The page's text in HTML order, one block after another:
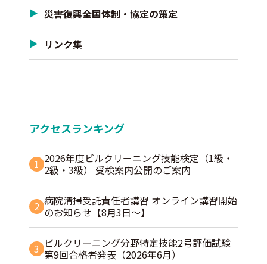
災害復興全国体制・協定の策定
リンク集
アクセスランキング
1 2026年度ビルクリーニング技能検定（1級・
2級・3級） 受検案内公開のご案内
2 病院清掃受託責任者講習 オンライン講習開始
のお知らせ【8月3日～】
3 ビルクリーニング分野特定技能2号評価試験
第9回合格者発表（2026年6月）